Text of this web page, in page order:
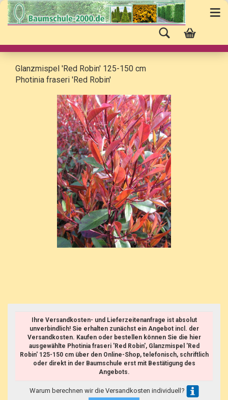
Glanzmispel 'Red Robin' 125-150 cm
Photinia fraseri 'Red Robin'
Ihre Versandkosten- und Lieferzeitenanfrage ist absolut
unverbindlich! Sie erhalten zunächst ein Angebot incl. der
Versandkosten. Kaufen oder bestellen können Sie die hier
ausgewählte Photinia fraseri 'Red Robin', Glanzmispel 'Red
Robin' 125-150 cm über den Online-Shop, telefonisch, schriftlich
oder direkt in der Baumschule erst mit Bestätigung des
Angebots.
Warum berechnen wir die Versandkosten individuell?